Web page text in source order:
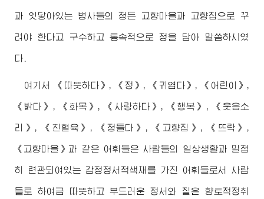
과 잇닿아있는 병사들의 정든 고향마을과 고향집으로 꾸
려야 한다고 구수하고 통속적으로 정을 담아 말씀하시였
다.
여기서 《따뜻하다》, 《정》, 《귀엽다》, 《어린이》,
《밝다》, 《화목》, 《사랑하다》, 《행복》, 《웃음소
리》, 《친혈육》, 《정들다》, 《고향집》, 《뜨락》,
《고향마을》과 같은 어휘들은 사람들의 일상생활과 밀접
히 련관되여있는 감정정서적색채를 가진 어휘들로서 사람
들로 하여금 따뜻하고 부드러운 정서와 짙은 향토적정취